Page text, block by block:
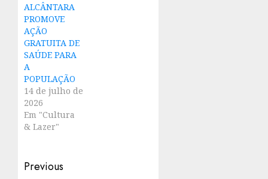
ALCÂNTARA
PROMOVE
AÇÃO
GRATUITA DE
SAÚDE PARA
A
POPULAÇÃO
14 de julho de
2026
Em "Cultura
& Lazer"
Post
Previous